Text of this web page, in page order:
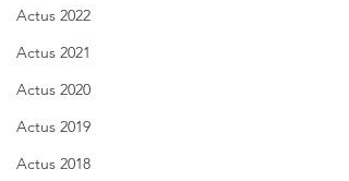
Actus 2022
Actus 2021
Actus 2020
Actus 2019
Actus 2018